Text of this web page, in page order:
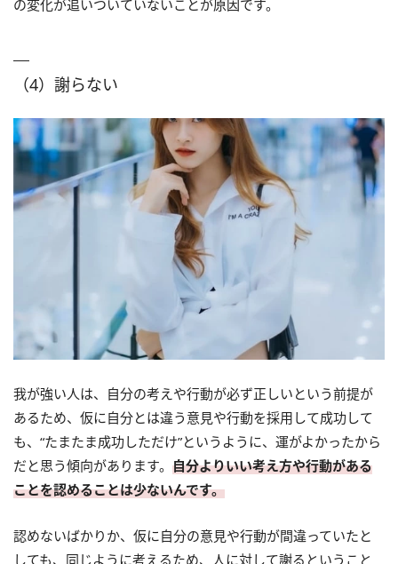
の変化が追いついていないことが原因です。
（4）謝らない
我が強い人は、自分の考えや行動が必ず正しいという前提が
あるため、仮に自分とは違う意見や行動を採用して成功して
も、“たまたま成功しただけ”というように、運がよかったから
だと思う傾向があります。 自分よりいい考え方や行動がある
ことを認めることは少ないんです。
認めないばかりか、仮に自分の意見や行動が間違っていたと
しても、同じように考えるため、人に対して謝るということ